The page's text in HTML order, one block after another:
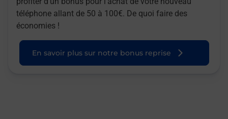
téléphone allant de 50 à 100€. De quoi faire des
économies !
En savoir plus sur notre bonus reprise